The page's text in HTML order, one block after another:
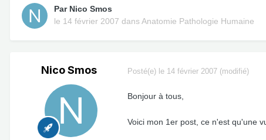
Par Nico Smos
le 14 février 2007 dansAnatomie Pathologie Humaine
Nico Smos Posté(e) le 14 février 2007 (modifié)
Bonjour à tous,
Voici mon 1er post, ce n'est qu'une